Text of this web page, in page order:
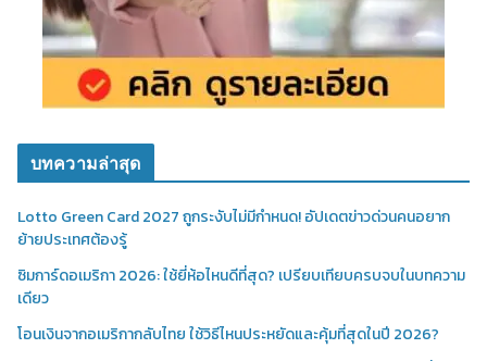
บทความล่าสุด
Lotto Green Card 2027 ถูกระงับไม่มีกำหนด! อัปเดตข่าวด่วนคนอยาก
ย้ายประเทศต้องรู้
ซิมการ์ดอเมริกา 2026: ใช้ยี่ห้อไหนดีที่สุด? เปรียบเทียบครบจบในบทความ
เดียว
โอนเงินจากอเมริกากลับไทย ใช้วิธีไหนประหยัดและคุ้มที่สุดในปี 2026?